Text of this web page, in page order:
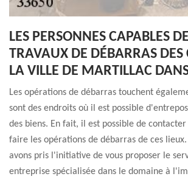
LES PERSONNES CAPABLES
TRAVAUX DE DÉBARRAS DES
LA VILLE DE MARTILLAC
Les opérations de débarras touchent
sont des endroits où il est possible
des biens. En fait, il est possible de
faire les opérations de débarras de ces lieux.
avons pris l'initiative de vous proposer le
entreprise spécialisée dans le domaine à